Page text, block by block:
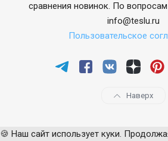
сравнения новинок. По
info@teslu.ru
Пользовательское
Наверх
🍪 Наш сайт использует куки.